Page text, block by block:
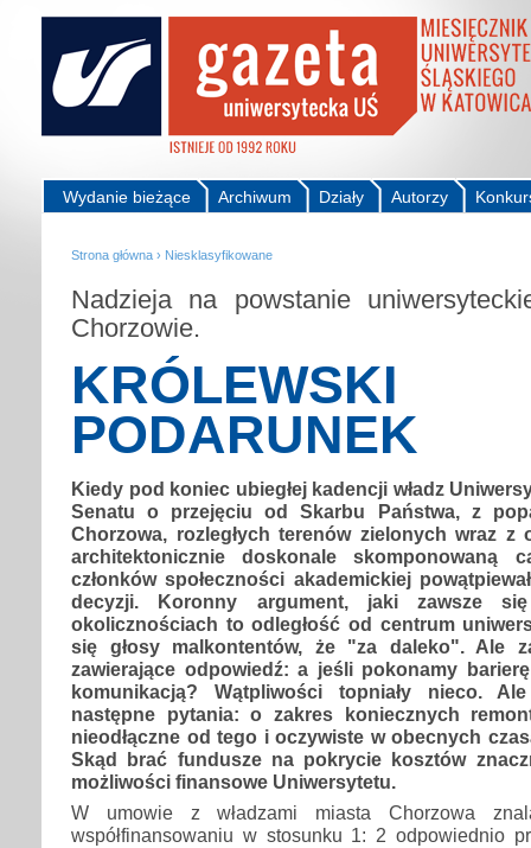
Autorzy
Działy
Archiwum
Wydanie bieżące
Strona główna › Niesklasyfikowane
Nadzieja na powstanie
Chorzowie.
KRÓLEWSKI
PODARUNEK
Kiedy pod koniec ubiegłej kadencji władz
Senatu o przejęciu od Skarbu Państwa, z
Chorzowa, rozległych terenów zielonych wraz z
architektonicznie doskonale skomponowaną
członków społeczności akademickiej
decyzji. Koronny argument, jaki zawsze
okolicznościach to odległość od centrum
się głosy malkontentów, że "za daleko". Ale
zawierające odpowiedź: a jeśli pokonamy
komunikacją? Wątpliwości topniały nieco.
następne pytania: o zakres koniecznych
nieodłączne od tego i oczywiste w obecnych
Skąd brać fundusze na pokrycie kosztów
możliwości finansowe Uniwersytetu.
W umowie z władzami miasta Chorzowa
współfinansowaniu w stosunku 1: 2 odpowiednio